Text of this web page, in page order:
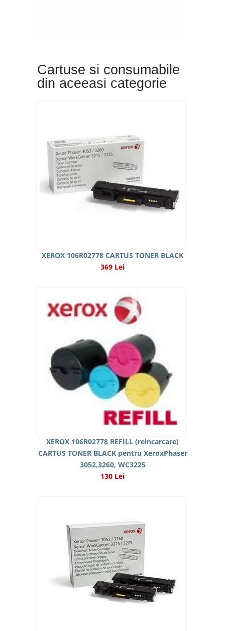
Cartuse si consumabile
din aceeasi categorie
XEROX 106R02778 CARTUS TONER BLACK
369 Lei
XEROX 106R02778 REFILL (reincarcare)
CARTUS TONER BLACK pentru XeroxPhaser
3052,3260, WC3225
130 Lei